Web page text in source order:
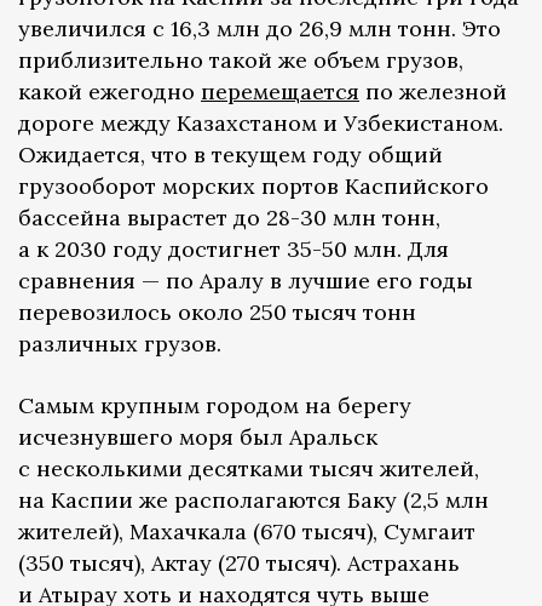
увеличился с 16,3 млн до 26,9 млн тонн. Это
приблизительно такой же объем грузов,
какой ежегодно перемещается по железной
дороге между Казахстаном и Узбекистаном.
Ожидается, что в текущем году общий
грузооборот морских портов Каспийского
бассейна вырастет до 28-30 млн тонн,
а к 2030 году достигнет 35-50 млн. Для
сравнения — по Аралу в лучшие его годы
перевозилось около 250 тысяч тонн
различных грузов.
Самым крупным городом на берегу
исчезнувшего моря был Аральск
с несколькими десятками тысяч жителей,
на Каспии же располагаются Баку (2,5 млн
жителей), Махачкала (670 тысяч), Сумгаит
(350 тысяч), Актау (270 тысяч). Астрахань
и Атырау хоть и находятся чуть выше